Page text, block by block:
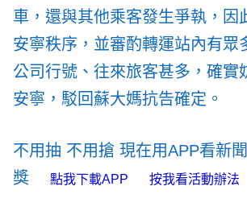
車，還與其他乘客發生爭執，因
安寧秩序，並審酌轉運站內有眾
公司行號、往來旅客甚多，確實
安寧，駁回蘇大媽抗告確定。
不用抽 不用搶 現在用APP看新
獎點我下載APP 按我看活動辦法